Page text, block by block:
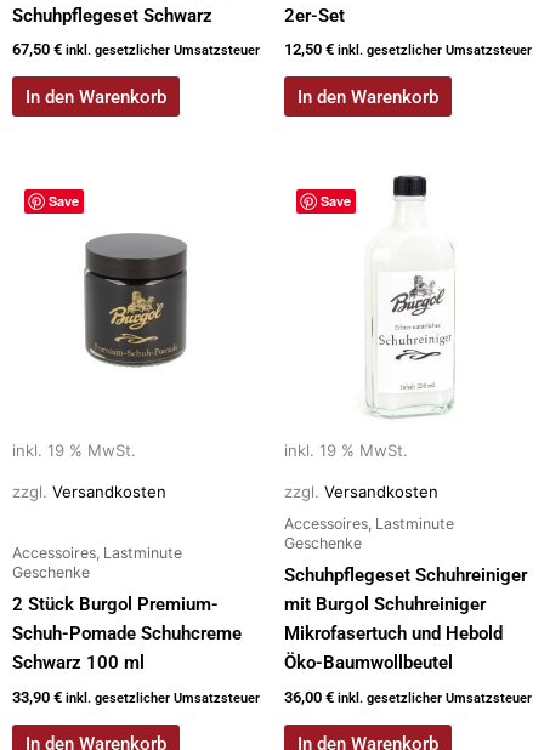
Schuhpflegeset Schwarz
67,50 € inkl. gesetzlicher Umsatzsteuer
In den Warenkorb
2er-Set
12,50 € inkl. gesetzlicher Umsatzsteuer
In den Warenkorb
Save
inkl. 19 % MwSt.
zzgl. Versandkosten
Accessoires, Lastminute
Geschenke
2 Stück Burgol Premium-
Schuh-Pomade Schuhcreme
Schwarz 100 ml
33,90 € inkl. gesetzlicher Umsatzsteuer
In den Warenkorb
Save
inkl. 19 % MwSt.
zzgl. Versandkosten
Accessoires, Lastminute
Geschenke
Schuhpflegeset Schuhreiniger
mit Burgol Schuhreiniger
Mikrofasertuch und Hebold
Öko-Baumwollbeutel
36,00 € inkl. gesetzlicher Umsatzsteuer
In den Warenkorb